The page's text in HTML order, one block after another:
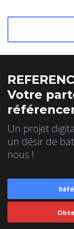
Votre
Un projet
un désir de
nous !